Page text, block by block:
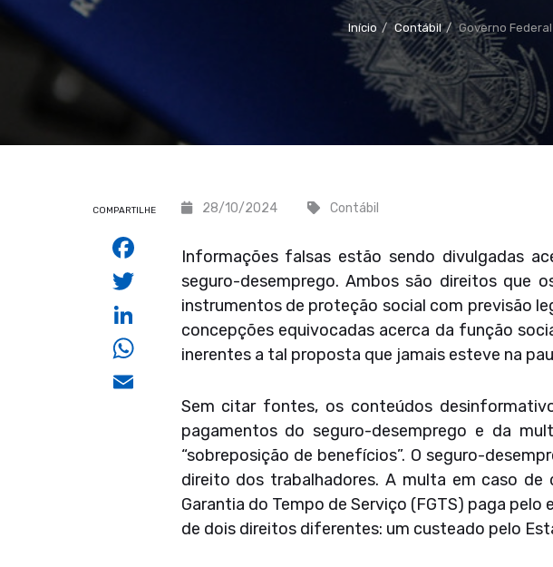
Início Contábil Governo
28/10/2024 Contábil
Informações falsas estão sendo divulgadas
seguro-desemprego. Ambos são direitos que
instrumentos de proteção social com previsão
concepções equivocadas acerca da função
inerentes a tal proposta que jamais esteve na
Sem citar fontes, os conteúdos
pagamentos do seguro-desemprego e da
“sobreposição de benefícios”. O seguro-
direito dos trabalhadores. A multa em caso
Garantia do Tempo de Serviço (FGTS) paga
de dois direitos diferentes: um custeado pelo
COMPARTILHE
Facebook
Twitter
LinkedIn
WhatsApp